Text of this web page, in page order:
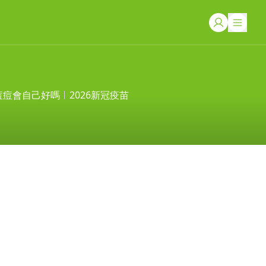
痘會自己好嗎 2026新冠疫苗